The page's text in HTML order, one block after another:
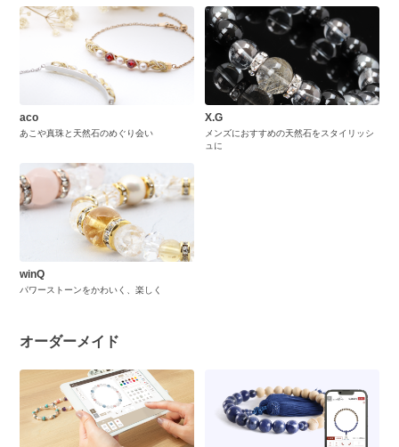
aco
あこや真珠と天然石のめぐり会い
X.G
メンズにおすすめの天然石をスタイリッシ
ュに
winQ
パワーストーンをかわいく、楽しく
オーダーメイド